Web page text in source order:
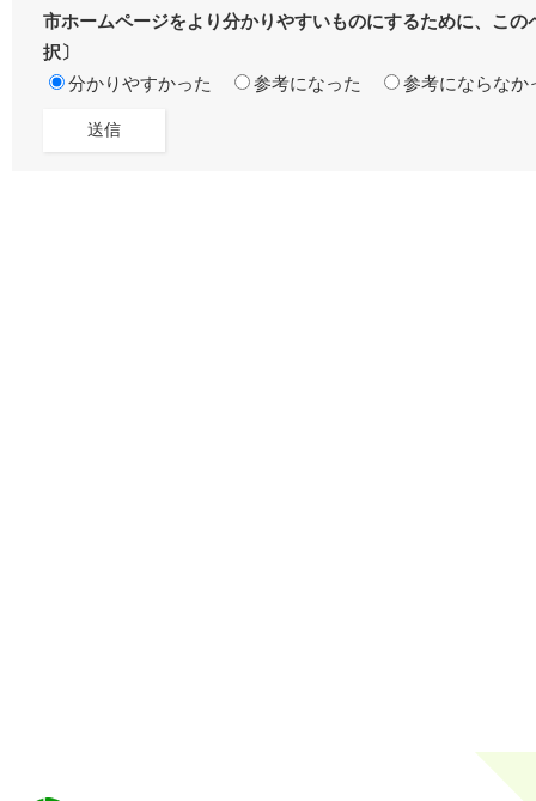
市ホームページをより分かりやすいものにするために、こ
択〕
分かりやすかった
参考になった 参考にならなか